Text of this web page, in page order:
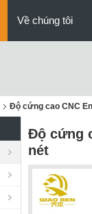
Về chúng tôi
Độ cứng cao CNC
Độ cứng
nét